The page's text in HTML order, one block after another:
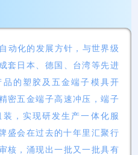
化的发展方针，与世界级
套日本、德国、台湾等先进
的塑胶及五金端子模具开
密五金端子高速冲压，端子
，实现研发生产一体化服
盛会在过去的十年里汇聚行
核，涌现出一批又一批具有